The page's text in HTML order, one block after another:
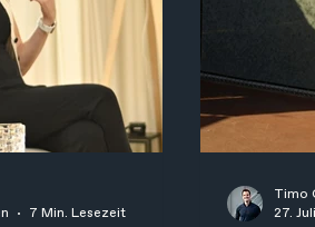
7 Min. Lesezeit
Timo
27. Juli